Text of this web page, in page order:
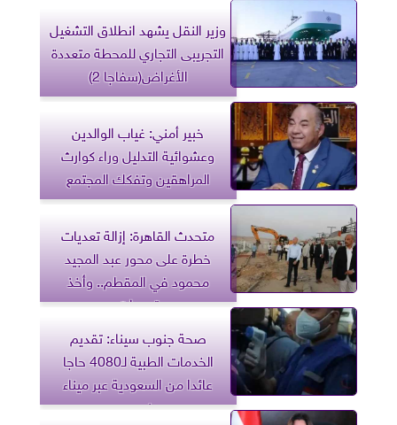
وزير النقل يشهد انطلاق التشغيل
التجريبى التجاري للمحطة متعددة
الأغراض(سفاجا 2)
خبير أمني: غياب الوالدين
وعشوائية التدليل وراء كوارث
المراهقين وتفكك المجتمع
متحدث القاهرة: إزالة تعديات
خطرة على محور عبد المجيد
محمود في المقطم.. وأخذ
تعهدات
صحة جنوب سيناء: تقديم
الخدمات الطبية لـ4080 حاجا
عائدا من السعودية عبر ميناء
نويبع